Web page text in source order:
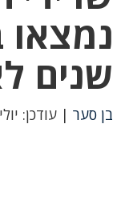
שנים
בן סער | עודכן: יולי 7, 2024